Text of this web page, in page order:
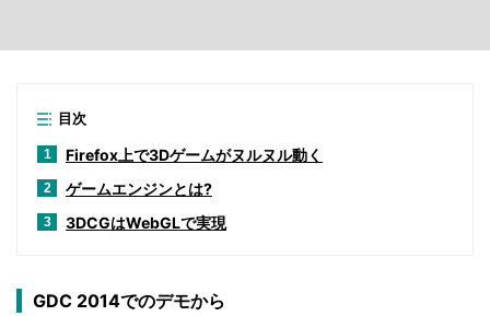
目次
1 Firefox上で3Dゲームがヌルヌル動く
2 ゲームエンジンとは?
3 3DCGはWebGLで実現
GDC 2014でのデモから